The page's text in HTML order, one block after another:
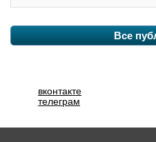
Все
вконтакте
телеграм